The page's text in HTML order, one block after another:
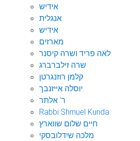
אידיש
אנגלית
אידיש
מארזים
לאה פריד ושרה קיסנר
שרה זילברברג
קלמן רוזנגרטן
יוסלה אייזנבך
ר' אלתר
Rabbi Shmuel Kunda
חיים שלום שווארץ
מלכה שידלובסקי